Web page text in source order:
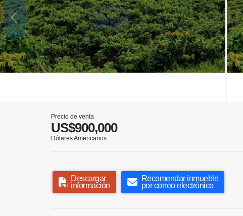
Precio de venta
US$900,000
Dólares Americanos
Descargar
información
Recomendar inmueble
por correo electrónico